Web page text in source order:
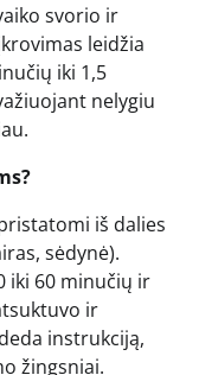
svorio ir
leidžia
iki 1,5
nelygiu
iš dalies
sėdynė).
iki 60 minučių ir
ir
instrukciją,
žingsniai.